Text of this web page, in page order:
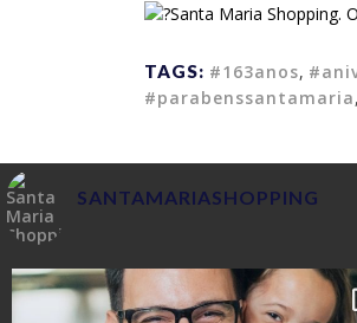
Santa Maria Shopping.
TAGS: #163anos,
#parabenssantamaria,
SANTAMARIASHOPPING